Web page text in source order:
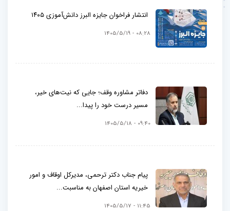
انتشار فراخوان جایزه البرز دانش‌آموزی ۱۴۰۵
08:28 - 1405/5/19
دفاتر مشاوره وقف؛ جایی که نیت‌های خیر،
مسیر درست خود را پیدا...
09:40 - 1405/5/18
پیام جناب دکتر ترحمی، مدیرکل اوقاف و امور
خیریه استان اصفهان به مناسبت...
11:45 - 1405/5/17